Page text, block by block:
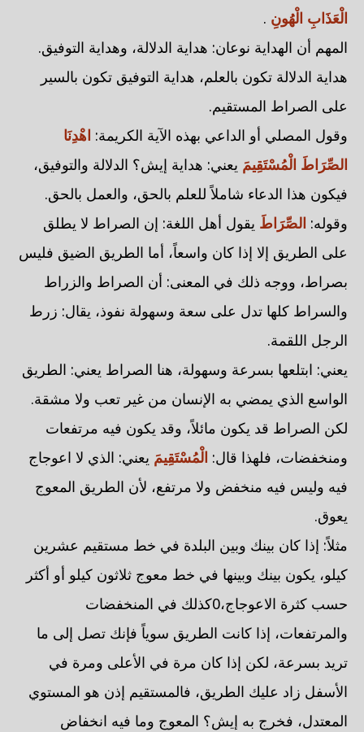
الْعَذَابِ الْهُونِ .
المهم أن الهداية نوعان: هداية الدلالة، وهداية التوفيق.
هداية الدلالة تكون بالعلم، هداية التوفيق تكون بالسير
على الصراط المستقيم.
وقول المصلي أو الداعي بهذه الآية الكريمة: اهْدِنَا
الصِّرَاطَ الْمُسْتَقِيمَ يعني: هداية إيش؟ الدلالة والتوفيق،
فيكون هذا الدعاء شاملاً للعلم بالحق، والعمل بالحق.
وقوله: الصِّرَاطَ يقول أهل اللغة: إن الصراط لا يطلق
على الطريق إلا إذا كان واسعاً، أما الطريق الضيق فليس
بصراط، ووجه ذلك في المعنى: أن الصراط والزراط
والسراط كلها تدل على سعة وسهولة نفوذ، يقال: زرط
الرجل اللقمة.
يعني: ابتلعها بسرعة وسهولة، هنا الصراط يعني: الطريق
الواسع الذي يمضي به الإنسان من غير تعب ولا مشقة.
لكن الصراط قد يكون مائلاً، وقد يكون فيه مرتفعات
ومنخفضات، فلهذا قال: الْمُسْتَقِيمَ يعني: الذي لا اعوجاج
فيه وليس فيه منخفض ولا مرتفع، لأن الطريق المعوج
يعوق.
مثلاً: إذا كان بينك وبين البلدة في خط مستقيم عشرين
كيلو، يكون بينك وبينها في خط معوج ثلاثون كيلو أو أكثر
حسب كثرة الاعوجاج،0كذلك في المنخفضات
والمرتفعات، إذا كانت الطريق سوياً فإنك تصل إلى ما
تريد بسرعة، لكن إذا كان مرة في الأعلى ومرة في
الأسفل زاد عليك الطريق، فالمستقيم إذن هو المستوي
المعتدل، فخرج به إيش؟ المعوج وما فيه انخفاض